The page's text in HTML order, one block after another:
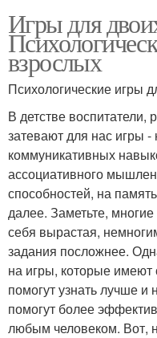
Игры для
взрослых
Психологические игры
В детстве воспитатели,
затевают для нас игры
коммуникативных
ассоциативного
способностей, на
далее. Заметьте,
себя вырастая,
задания посложнее.
на игры, которые имеют
помогут узнать лучше и
помогут более
любым человеком. Вот,